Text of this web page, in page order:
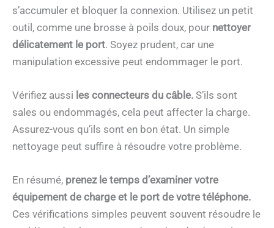
s’accumuler et bloquer la connexion. Utilisez un petit
outil, comme une brosse à poils doux, pour nettoyer
délicatement le port. Soyez prudent, car une
manipulation excessive peut endommager le port.
Vérifiez aussi les connecteurs du câble. S’ils sont
sales ou endommagés, cela peut affecter la charge.
Assurez-vous qu’ils sont en bon état. Un simple
nettoyage peut suffire à résoudre votre problème.
En résumé, prenez le temps d’examiner votre
équipement de charge et le port de votre téléphone.
Ces vérifications simples peuvent souvent résoudre le